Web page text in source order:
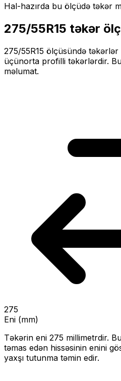
Hal-hazırda bu ölçüdə təkər
275/55R15 təkər
275/55R15 ölçüsündə təkərlər
üçünorta profilli təkərlərdir.
məlumat.
275
Eni (mm)
Təkərin eni 275 millimetrdir.
təmas edən hissəsinin enini
yaxşı tutunma təmin edir.